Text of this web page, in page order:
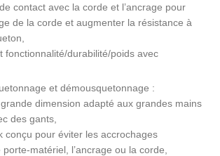
contact avec la corde et l’ancrage pour
de la corde et augmenter la résistance à
fonctionnalité/durabilité/poids avec
et démousquetonnage :
dimension adapté aux grandes mains
des gants,
conçu pour éviter les accrochages
matériel, l’ancrage ou la corde,